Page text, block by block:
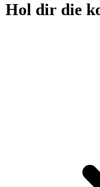
Hol dir die